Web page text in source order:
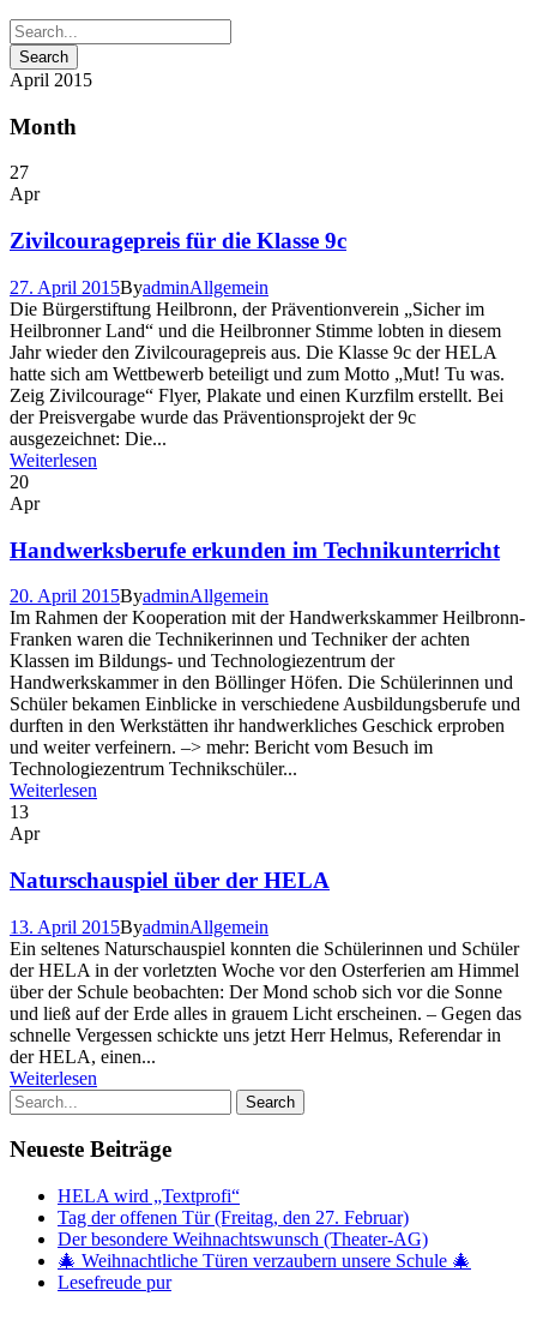
April 2015
Month
27
Apr
Zivilcouragepreis für die Klasse 9c
27. April 2015ByadminAllgemein
Die Bürgerstiftung Heilbronn, der Präventionverein „Sicher im
Heilbronner Land“ und die Heilbronner Stimme lobten in diesem
Jahr wieder den Zivilcouragepreis aus. Die Klasse 9c der HELA
hatte sich am Wettbewerb beteiligt und zum Motto „Mut! Tu was.
Zeig Zivilcourage“ Flyer, Plakate und einen Kurzfilm erstellt. Bei
der Preisvergabe wurde das Präventionsprojekt der 9c
ausgezeichnet: Die...
Weiterlesen
20
Apr
Handwerksberufe erkunden im Technikunterricht
20. April 2015ByadminAllgemein
Im Rahmen der Kooperation mit der Handwerkskammer Heilbronn-
Franken waren die Technikerinnen und Techniker der achten
Klassen im Bildungs- und Technologiezentrum der
Handwerkskammer in den Böllinger Höfen. Die Schülerinnen und
Schüler bekamen Einblicke in verschiedene Ausbildungsberufe und
durften in den Werkstätten ihr handwerkliches Geschick erproben
und weiter verfeinern. –> mehr: Bericht vom Besuch im
Technologiezentrum Technikschüler...
Weiterlesen
13
Apr
Naturschauspiel über der HELA
13. April 2015ByadminAllgemein
Ein seltenes Naturschauspiel konnten die Schülerinnen und Schüler
der HELA in der vorletzten Woche vor den Osterferien am Himmel
über der Schule beobachten: Der Mond schob sich vor die Sonne
und ließ auf der Erde alles in grauem Licht erscheinen. – Gegen das
schnelle Vergessen schickte uns jetzt Herr Helmus, Referendar in
der HELA, einen...
Weiterlesen
Neueste Beiträge
HELA wird „Textprofi“
Tag der offenen Tür (Freitag, den 27. Februar)
Der besondere Weihnachtswunsch (Theater-AG)
🎄 Weihnachtliche Türen verzaubern unsere Schule 🎄
Lesefreude pur